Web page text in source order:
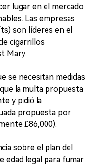
lugar en el mercado
Las empresas
son líderes en el
cigarrillos
Mary.
se necesitan medidas
la multa propuesta
y pidió la
propuesta por
£86,000).
sobre el plan del
edad legal para fumar